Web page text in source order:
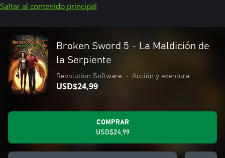
Saltar al contenido principal
Broken Sword 5 - La Maldición de
la Serpiente
Revolution Software • Acción y aventura
USD$24,99
COMPRAR
USD$24,99